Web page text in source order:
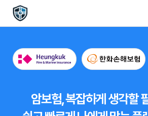
암보험, 복잡하게 생각할